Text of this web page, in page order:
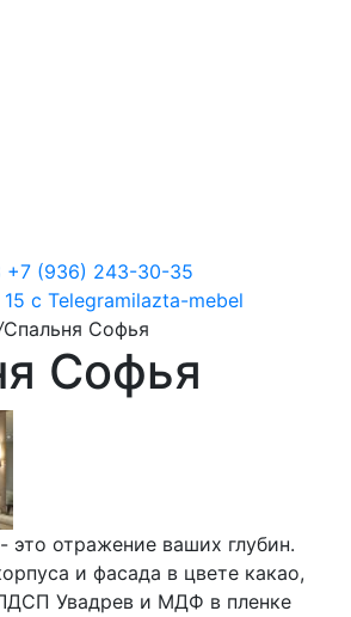
+7 (936) 243-30-35
с Telegramilazta-mebel
Спальня Софья
Софья
это отражение ваших глубин.
и фасада в цвете какао,
Увадрев и МДФ в пленке